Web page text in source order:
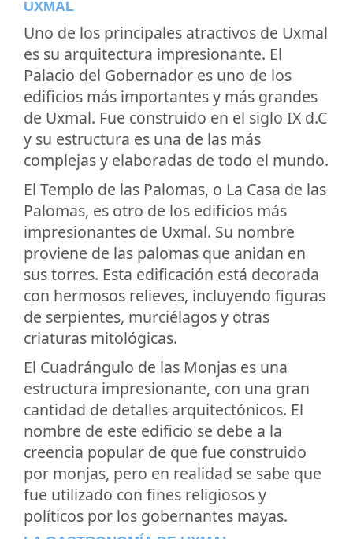
UXMAL
Uno de los principales atractivos de Uxmal
es su arquitectura impresionante. El
Palacio del Gobernador es uno de los
edificios más importantes y más grandes
de Uxmal. Fue construido en el siglo IX d.C
y su estructura es una de las más
complejas y elaboradas de todo el mundo.
El Templo de las Palomas, o La Casa de las
Palomas, es otro de los edificios más
impresionantes de Uxmal. Su nombre
proviene de las palomas que anidan en
sus torres. Esta edificación está decorada
con hermosos relieves, incluyendo figuras
de serpientes, murciélagos y otras
criaturas mitológicas.
El Cuadrángulo de las Monjas es una
estructura impresionante, con una gran
cantidad de detalles arquitectónicos. El
nombre de este edificio se debe a la
creencia popular de que fue construido
por monjas, pero en realidad se sabe que
fue utilizado con fines religiosos y
políticos por los gobernantes mayas.